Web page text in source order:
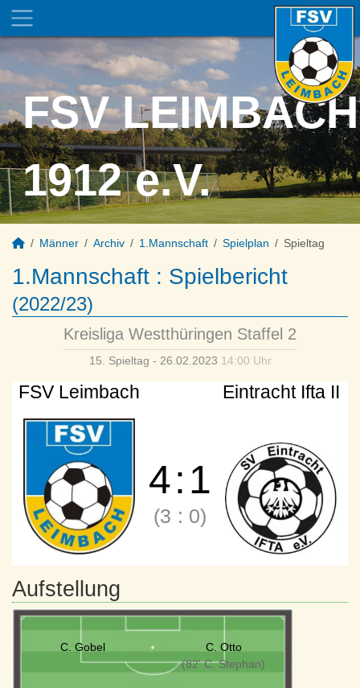
FSV LEIMBACH
1912 e.V.
Männer Archiv 1.Mannschaft Spielplan Spieltag
1.Mannschaft : Spielbericht
(2022/23)
Kreisliga Westthüringen Staffel 2
15. Spieltag - 26.02.2023 14:00 Uhr
FSV Leimbach Eintracht Ifta II
4:1
(3 : 0)
Aufstellung
C. Gobel
C. Otto
(82' C. Stephan)